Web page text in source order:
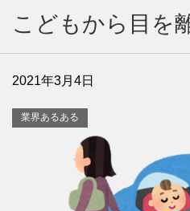
こどもから目を
2021年3月4日
業界あるある